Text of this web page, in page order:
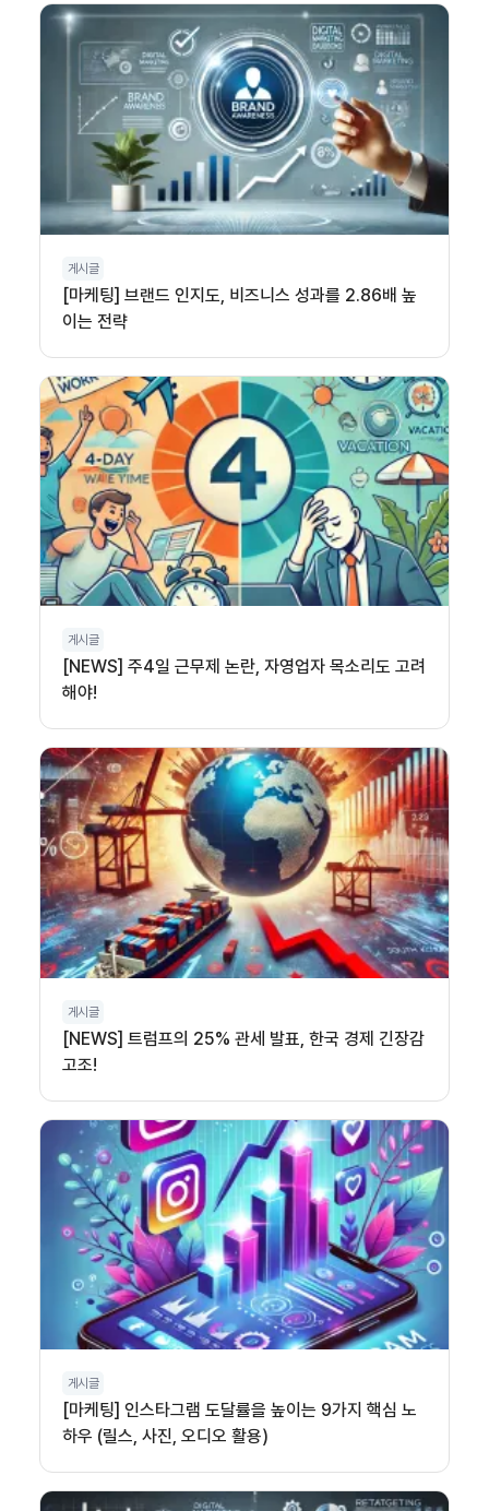
게시글
[마케팅] 브랜드 인지도, 비즈니스 성과를 2.86배 높
이는 전략
게시글
[NEWS] 주4일 근무제 논란, 자영업자 목소리도 고려
해야!
게시글
[NEWS] 트럼프의 25% 관세 발표, 한국 경제 긴장감
고조!
게시글
[마케팅] 인스타그램 도달률을 높이는 9가지 핵심 노
하우 (릴스, 사진, 오디오 활용)